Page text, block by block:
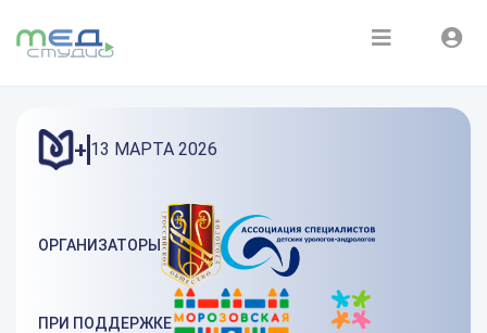
О нас
+ 13 МАРТА 2026
ОРГАНИЗАТОРЫ
ПРИ ПОДДЕРЖКЕ